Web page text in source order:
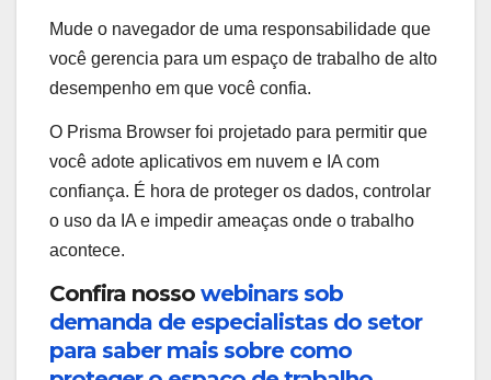
Mude o navegador de uma responsabilidade que
você gerencia para um espaço de trabalho de alto
desempenho em que você confia.
O Prisma Browser foi projetado para permitir que
você adote aplicativos em nuvem e IA com
confiança. É hora de proteger os dados, controlar
o uso da IA ​​e impedir ameaças onde o trabalho
acontece.
Confira nosso webinars sob
demanda de especialistas do setor
para saber mais sobre como